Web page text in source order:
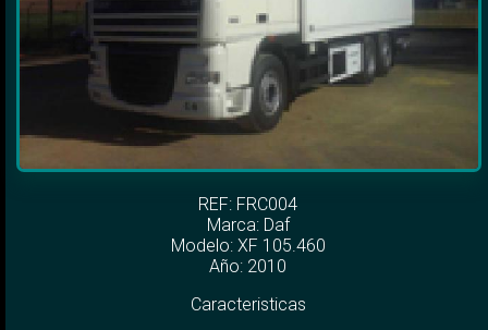
REF: FRC004
Marca: Daf
Modelo: XF 105.460
Año: 2010
Caracteristicas